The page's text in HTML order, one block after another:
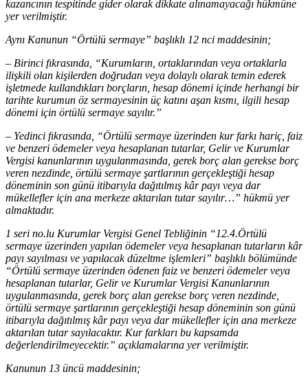
kazancının tespitinde gider olarak dikkate alınamayacağı hükmüne
yer verilmiştir.
Aynı Kanunun “Örtülü sermaye” başlıklı 12 nci maddesinin;
– Birinci fıkrasında, “Kurumların, ortaklarından veya ortaklarla
ilişkili olan kişilerden doğrudan veya dolaylı olarak temin ederek
işletmede kullandıkları borçların, hesap dönemi içinde herhangi bir
tarihte kurumun öz sermayesinin üç katını aşan kısmı, ilgili hesap
dönemi için örtülü sermaye sayılır.”
– Yedinci fıkrasında, “Örtülü sermaye üzerinden kur farkı hariç, faiz
ve benzeri ödemeler veya hesaplanan tutarlar, Gelir ve Kurumlar
Vergisi kanunlarının uygulanmasında, gerek borç alan gerekse borç
veren nezdinde, örtülü sermaye şartlarının gerçekleştiği hesap
döneminin son günü itibarıyla dağıtılmış kâr payı veya dar
mükellefler için ana merkeze aktarılan tutar sayılır…” hükmü yer
almaktadır.
1 seri no.lu Kurumlar Vergisi Genel Tebliğinin “12.4.Örtülü
sermaye üzerinden yapılan ödemeler veya hesaplanan tutarların kâr
payı sayılması ve yapılacak düzeltme işlemleri” başlıklı bölümünde
“Örtülü sermaye üzerinden ödenen faiz ve benzeri ödemeler veya
hesaplanan tutarlar, Gelir ve Kurumlar Vergisi Kanunlarının
uygulanmasında, gerek borç alan gerekse borç veren nezdinde,
örtülü sermaye şartlarının gerçekleştiği hesap döneminin son günü
itibarıyla dağıtılmış kâr payı veya dar mükellefler için ana merkeze
aktarılan tutar sayılacaktır. Kur farkları bu kapsamda
değerlendirilmeyecektir.” açıklamalarına yer verilmiştir.
Kanunun 13 üncü maddesinin;